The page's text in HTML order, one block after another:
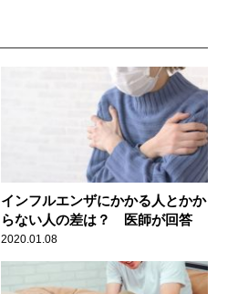
インフルエンザにかかる人とかか
らない人の差は？ 医師が回答
2020.01.08